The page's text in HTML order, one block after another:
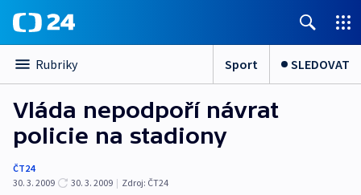
Rubriky Sport SLEDOVAT
Vláda nepodpoří návrat
policie na stadiony
ČT24
30. 3. 2009
30. 3. 2009 | Zdroj: ČT24